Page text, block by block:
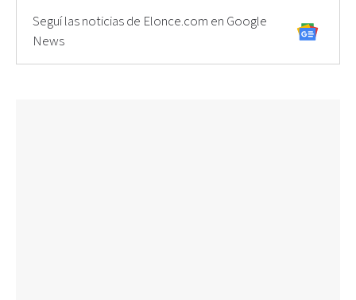
Seguí las noticias de Elonce.com en Google
News